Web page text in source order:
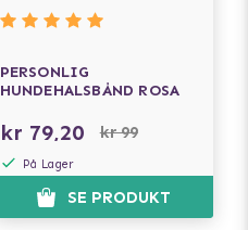
PERSONLIG
HUNDEHALSBÅND ROSA
kr 79,20 kr 99
På Lager
SE PRODUKT